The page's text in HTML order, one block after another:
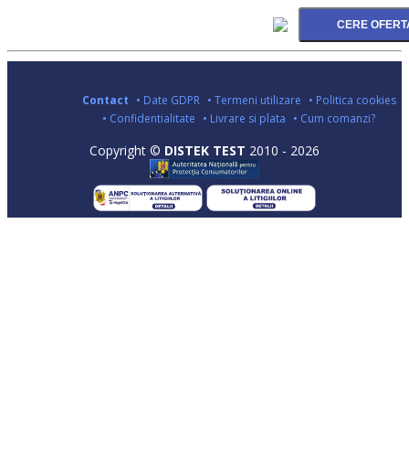
Contact • Date GDPR • Termeni utilizare • Politica cookies
• Confidentialitate • Livrare si plata • Cum comanzi?
Copyright © DISTEK TEST 2010 - 2026